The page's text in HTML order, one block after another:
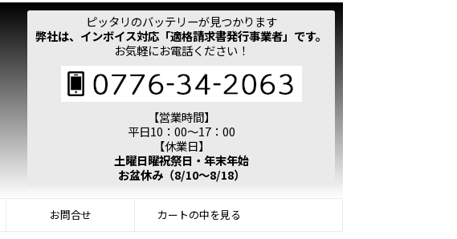
ピッタリのバッテリーが見つかります
弊社は、インボイス対応「適格請求書発行事業者」です。
お気軽にお電話ください！
【営業時間】
平日10：00～17：00
【休業日】
土曜日曜祝祭日・年末年始
お盆休み（8/10～8/18）
お問合せ カートの中を見る